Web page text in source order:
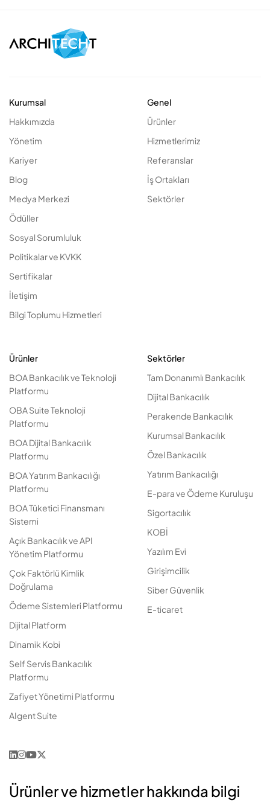
Kurumsal
Hakkımızda
Yönetim
Kariyer
Blog
Medya Merkezi
Ödüller
Sosyal Sorumluluk
Politikalar ve KVKK
Sertifikalar
İletişim
Bilgi Toplumu Hizmetleri
Genel
Ürünler
Hizmetlerimiz
Referanslar
İş Ortakları
Sektörler
Ürünler
BOA Bankacılık ve Teknoloji
Platformu
OBA Suite Teknoloji
Platformu
BOA Dijital Bankacılık
Platformu
BOA Yatırım Bankacılığı
Platformu
BOA Tüketici Finansmanı
Sistemi
Açık Bankacılık ve API
Yönetim Platformu
Çok Faktörlü Kimlik
Doğrulama
Ödeme Sistemleri Platformu
Dijital Platform
Dinamik Kobi
Self Servis Bankacılık
Platformu
Zafiyet Yönetimi Platformu
AIgent Suite
Sektörler
Tam Donanımlı Bankacılık
Dijital Bankacılık
Perakende Bankacılık
Kurumsal Bankacılık
Özel Bankacılık
Yatırım Bankacılığı
E-para ve Ödeme Kuruluşu
Sigortacılık
KOBİ
Yazılım Evi
Girişimcilik
Siber Güvenlik
E-ticaret
Ürünler ve hizmetler hakkında bilgi